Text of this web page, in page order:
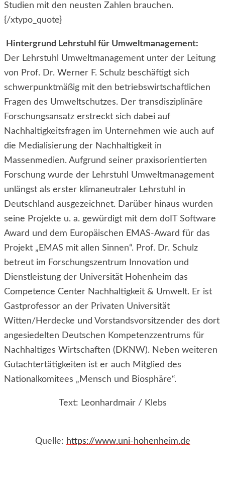
Studien mit den neusten Zahlen brauchen.
{/xtypo_quote}
Hintergrund Lehrstuhl für Umweltmanagement:
Der Lehrstuhl Umweltmanagement unter der Leitung
von Prof. Dr. Werner F. Schulz beschäftigt sich
schwerpunktmäßig mit den betriebswirtschaftlichen
Fragen des Umweltschutzes. Der transdisziplinäre
Forschungsansatz erstreckt sich dabei auf
Nachhaltigkeitsfragen im Unternehmen wie auch auf
die Medialisierung der Nachhaltigkeit in
Massenmedien. Aufgrund seiner praxisorientierten
Forschung wurde der Lehrstuhl Umweltmanagement
unlängst als erster klimaneutraler Lehrstuhl in
Deutschland ausgezeichnet. Darüber hinaus wurden
seine Projekte u. a. gewürdigt mit dem doIT Software
Award und dem Europäischen EMAS-Award für das
Projekt „EMAS mit allen Sinnen“. Prof. Dr. Schulz
betreut im Forschungszentrum Innovation und
Dienstleistung der Universität Hohenheim das
Competence Center Nachhaltigkeit & Umwelt. Er ist
Gastprofessor an der Privaten Universität
Witten/Herdecke und Vorstandsvorsitzender des dort
angesiedelten Deutschen Kompetenzzentrums für
Nachhaltiges Wirtschaften (DKNW). Neben weiteren
Gutachtertätigkeiten ist er auch Mitglied des
Nationalkomitees „Mensch und Biosphäre“.
Text: Leonhardmair / Klebs
Quelle: https://www.uni-hohenheim.de